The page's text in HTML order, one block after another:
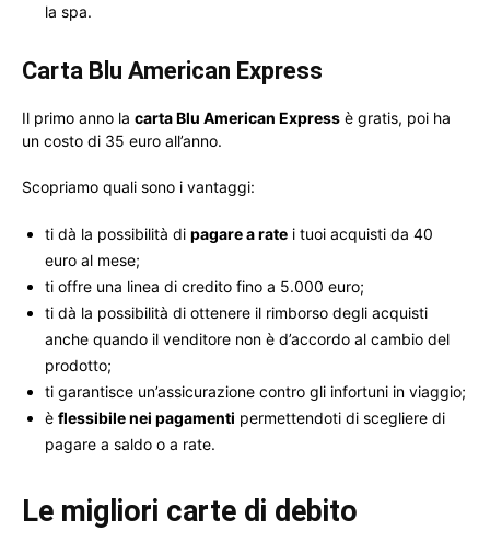
la spa.
Carta Blu American Express
Il primo anno la carta Blu American Express è gratis, poi ha
un costo di 35 euro all’anno.
Scopriamo quali sono i vantaggi:
ti dà la possibilità di pagare a rate i tuoi acquisti da 40
euro al mese;
ti offre una linea di credito fino a 5.000 euro;
ti dà la possibilità di ottenere il rimborso degli acquisti
anche quando il venditore non è d’accordo al cambio del
prodotto;
ti garantisce un’assicurazione contro gli infortuni in viaggio;
è flessibile nei pagamenti permettendoti di scegliere di
pagare a saldo o a rate.
Le migliori carte di debito